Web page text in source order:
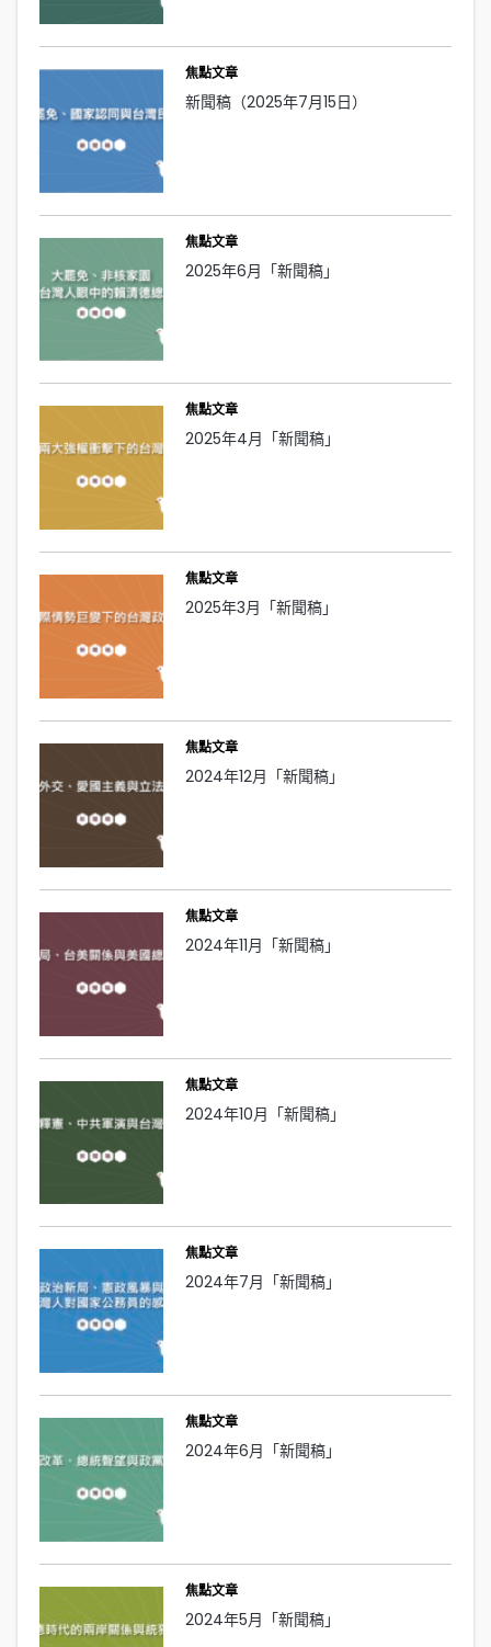
焦點文章
新聞稿（2025年7月15日）
焦點文章
2025年6月「新聞稿」
焦點文章
2025年4月「新聞稿」
焦點文章
2025年3月「新聞稿」
焦點文章
2024年12月「新聞稿」
焦點文章
2024年11月「新聞稿」
焦點文章
2024年10月「新聞稿」
焦點文章
2024年7月「新聞稿」
焦點文章
2024年6月「新聞稿」
焦點文章
2024年5月「新聞稿」